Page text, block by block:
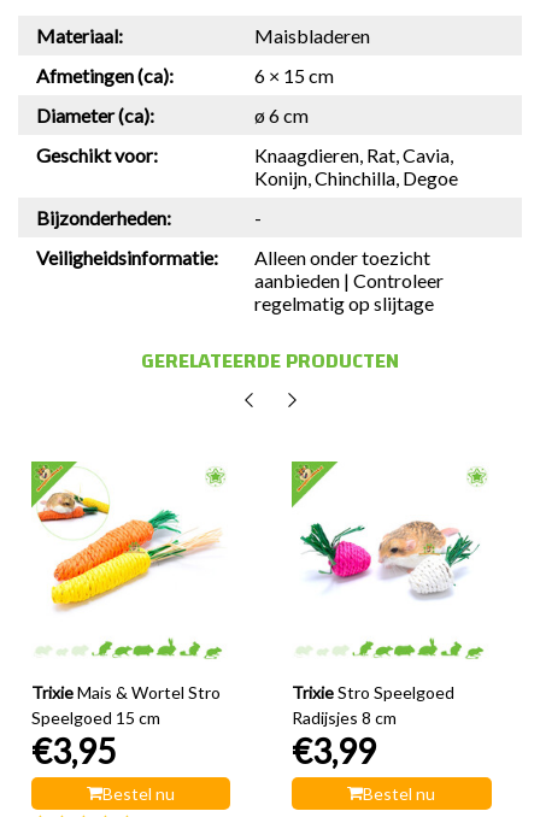
Materiaal:
Maisbladeren
Afmetingen (ca):
6 × 15 cm
Diameter (ca):
ø 6 cm
Geschikt voor:
Knaagdieren, Rat, Cavia,
Konijn, Chinchilla, Degoe
Bijzonderheden:
-
Veiligheidsinformatie:
Alleen onder toezicht
aanbieden | Controleer
regelmatig op slijtage
GERELATEERDE PRODUCTEN
Trixie Mais & Wortel Stro
Speelgoed 15 cm
€3,95
Bestel nu
TrixieStro Speelgoed
Radijsjes 8 cm
€3,99
Bestel nu